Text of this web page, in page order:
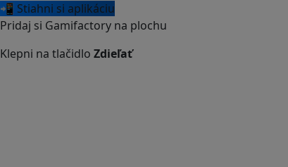
📲 Stiahni si aplikáciu
Pridaj si Gamifactory na plochu
Klepni na tlačidlo Zdieľať